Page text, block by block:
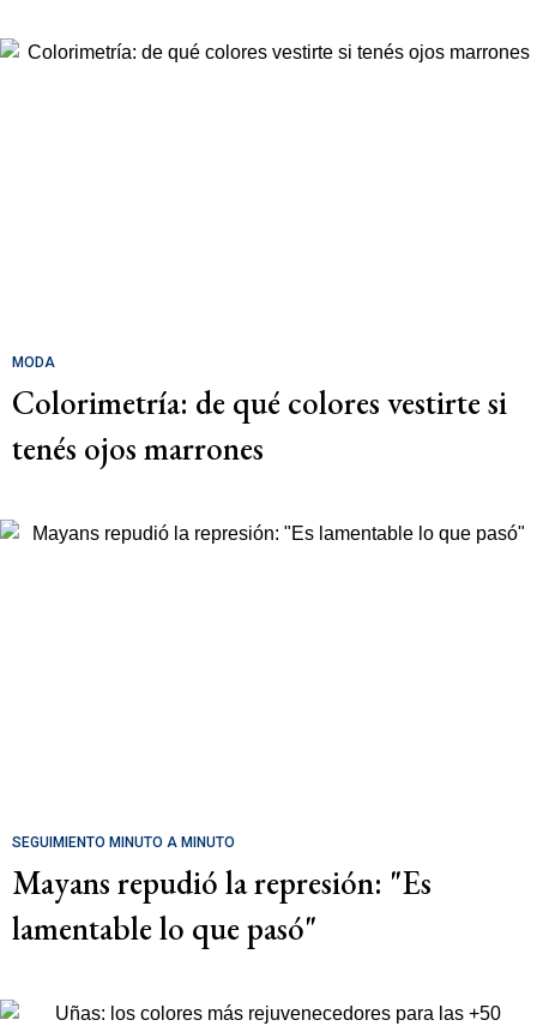
MODA
Colorimetría: de qué colores vestirte si
tenés ojos marrones
SEGUIMIENTO MINUTO A MINUTO
Mayans repudió la represión: "Es
lamentable lo que pasó"